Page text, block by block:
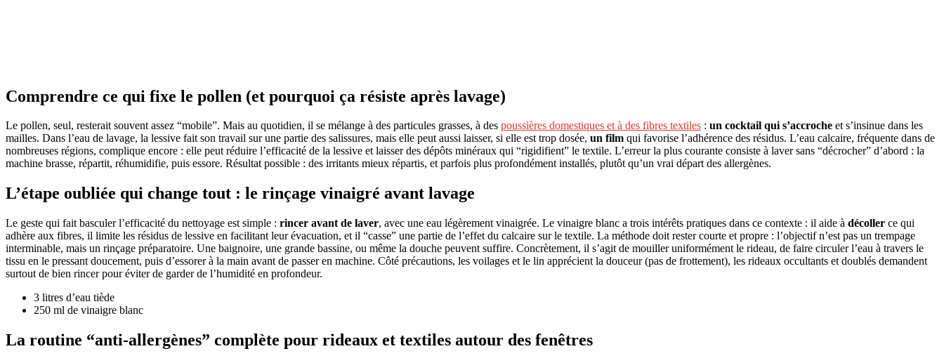
Comprendre ce qui fixe le pollen (et pourquoi ça résiste après lavage)
Le pollen, seul, resterait souvent assez “mobile”. Mais au quotidien, il se mélange à des particules grasses, à des poussières domestiques et à des fibres textiles : un cocktail qui s’accroche et s’insinue dans les
mailles. Dans l’eau de lavage, la lessive fait son travail sur une partie des salissures, mais elle peut aussi laisser, si elle est trop dosée, un film qui favorise l’adhérence des résidus. L’eau calcaire, fréquente dans de
nombreuses régions, complique encore : elle peut réduire l’efficacité de la lessive et laisser des dépôts minéraux qui “rigidifient” le textile. L’erreur la plus courante consiste à laver sans “décrocher” d’abord : la
machine brasse, répartit, réhumidifie, puis essore. Résultat possible : des irritants mieux répartis, et parfois plus profondément installés, plutôt qu’un vrai départ des allergènes.
L’étape oubliée qui change tout : le rinçage vinaigré avant lavage
Le geste qui fait basculer l’efficacité du nettoyage est simple : rincer avant de laver, avec une eau légèrement vinaigrée. Le vinaigre blanc a trois intérêts pratiques dans ce contexte : il aide à décoller ce qui
adhère aux fibres, il limite les résidus de lessive en facilitant leur évacuation, et il “casse” une partie de l’effet du calcaire sur le textile. La méthode doit rester courte et propre : l’objectif n’est pas un trempage
interminable, mais un rinçage préparatoire. Une baignoire, une grande bassine, ou même la douche peuvent suffire. Concrètement, il s’agit de mouiller uniformément le rideau, de faire circuler l’eau à travers le
tissu en le pressant doucement, puis d’essorer à la main avant de passer en machine. Côté précautions, les voilages et le lin apprécient la douceur (pas de frottement), les rideaux occultants et doublés demandent
surtout de bien rincer pour éviter de garder de l’humidité en profondeur.
3 litres d’eau tiède
250 ml de vinaigre blanc
La routine “anti-allergènes” complète pour rideaux et textiles autour des fenêtres